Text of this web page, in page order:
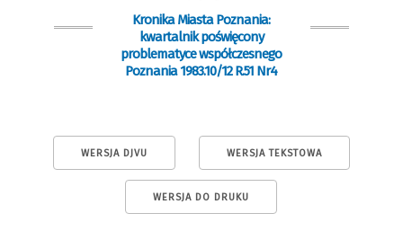
Kronika Miasta Poznania:
kwartalnik poświęcony
problematyce współczesnego
Poznania 1983.10/12 R.51 Nr4
WERSJA DJVU WERSJA TEKSTOWA
WERSJA DO DRUKU